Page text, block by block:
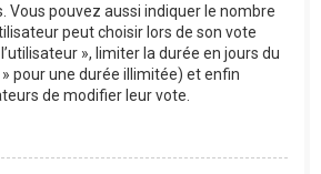
Vous pouvez aussi indiquer le nombre
peut choisir lors de son vote
», limiter la durée en jours du
pour une durée illimitée) et enfin
de modifier leur vote.